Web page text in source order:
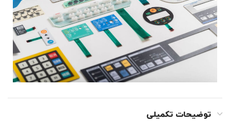
توضیحات تکمیلی